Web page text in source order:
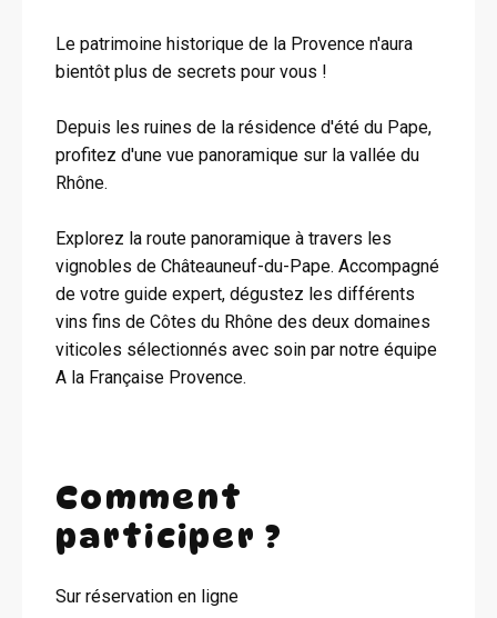
Le patrimoine historique de la Provence n'aura
bientôt plus de secrets pour vous !
Depuis les ruines de la résidence d'été du Pape,
profitez d'une vue panoramique sur la vallée du
Rhône.
Explorez la route panoramique à travers les
vignobles de Châteauneuf-du-Pape. Accompagné
de votre guide expert, dégustez les différents
vins fins de Côtes du Rhône des deux domaines
viticoles sélectionnés avec soin par notre équipe
A la Française Provence.
Comment
participer ?
Sur réservation en ligne